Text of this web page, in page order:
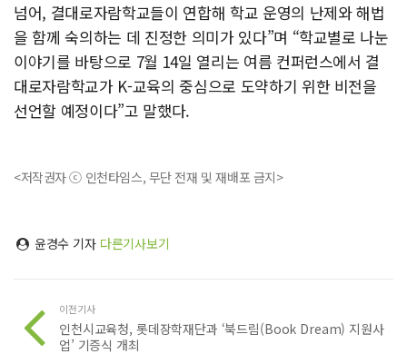
넘어, 결대로자람학교들이 연합해 학교 운영의 난제와 해법
을 함께 숙의하는 데 진정한 의미가 있다”며 “학교별로 나눈
이야기를 바탕으로 7월 14일 열리는 여름 컨퍼런스에서 결
대로자람학교가 K-교육의 중심으로 도약하기 위한 비전을
선언할 예정이다”고 말했다.
<저작권자 ⓒ 인천타임스, 무단 전재 및 재배포 금지>
윤경수 기자 다른기사보기
이전기사
인천시교육청, 롯데장학재단과 ‘북드림(Book Dream) 지원사
업’ 기증식 개최